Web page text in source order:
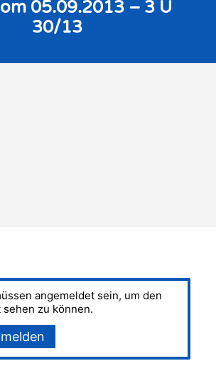
05.09.2013 – 3 U
30/13
angemeldet sein, um den
sehen zu können.